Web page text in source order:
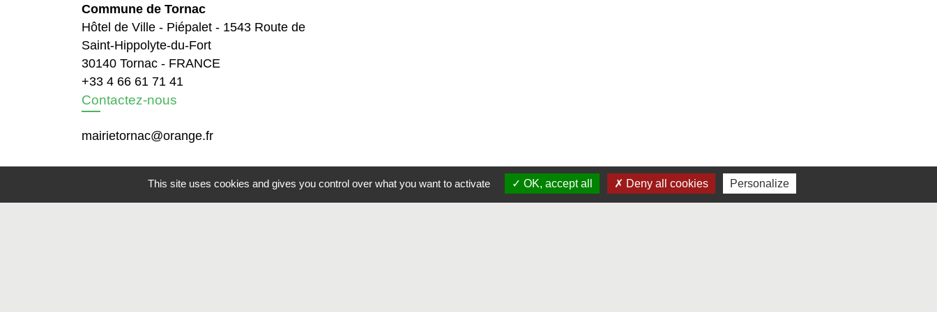
Commune de Tornac
Hôtel de Ville - Piépalet - 1543 Route de
Saint-Hippolyte-du-Fort
30140 Tornac - FRANCE
+33 4 66 61 71 41
Contactez-nous
mairietornac@orange.fr
lundi, mardi, jeudi, vendredi de 9h à 12h
This site uses cookies and gives you control over what you want to activate OK, accept all Deny all cookies Personalize